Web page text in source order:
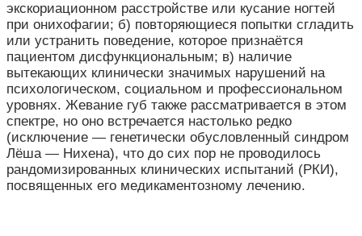
экскориационном расстройстве или кусание ногтей
при онихофагии; б) повторяющиеся попытки сгладить
или устранить поведение, которое признаётся
пациентом дисфункциональным; в) наличие
вытекающих клинически значимых нарушений на
психологическом, социальном и профессиональном
уровнях. Жевание губ также рассматривается в этом
спектре, но оно встречается настолько редко
(исключение — генетически обусловленный синдром
Лёша — Нихена), что до сих пор не проводилось
рандомизированных клинических испытаний (РКИ),
посвященных его медикаментозному лечению.